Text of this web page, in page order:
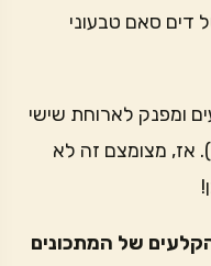
דים סאם טבעוני
ומפנק לארוחת שישי
אז, מצומצם זה לא
של המתכונים